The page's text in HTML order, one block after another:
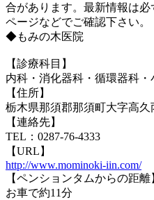
合があります。最新情報は
ページなどでご確認下さい。
◆もみの木医院
【診療科目】
内科・消化器科・循環器科
【住所】
栃木県那須郡那須町大字高久
【連絡先】
TEL：0287-76-4333
【URL】
http://www.mominoki-iin.com/
【ペンションタムからの距離
お車で約11分